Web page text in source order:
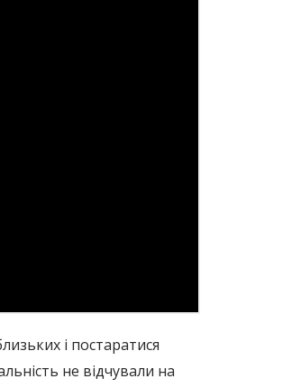
і постаратися
не відчували на